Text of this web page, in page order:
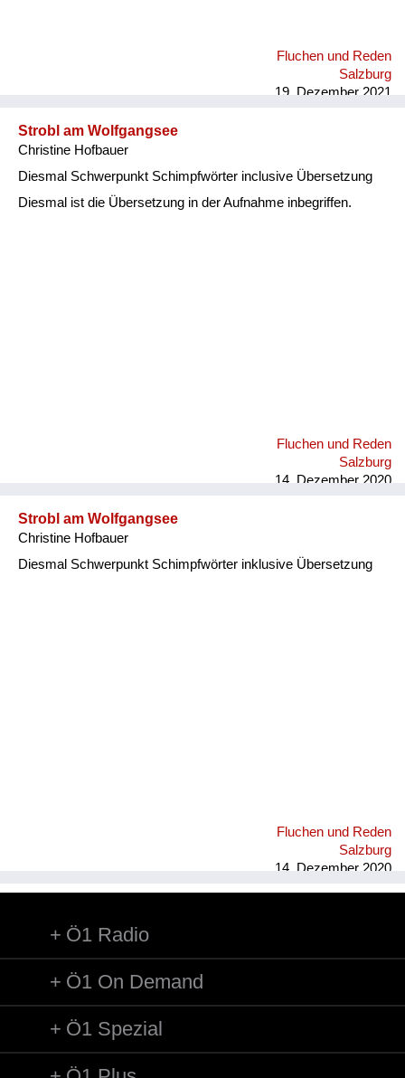
Fluchen und Reden
Salzburg
19. Dezember 2021
Strobl am Wolfgangsee
Christine Hofbauer
Diesmal Schwerpunkt Schimpfwörter inclusive Übersetzung
Diesmal ist die Übersetzung in der Aufnahme inbegriffen.
Fluchen und Reden
Salzburg
14. Dezember 2020
Strobl am Wolfgangsee
Christine Hofbauer
Diesmal Schwerpunkt Schimpfwörter inklusive Übersetzung
Fluchen und Reden
Salzburg
14. Dezember 2020
Ö1 Radio
Ö1 On Demand
Ö1 Spezial